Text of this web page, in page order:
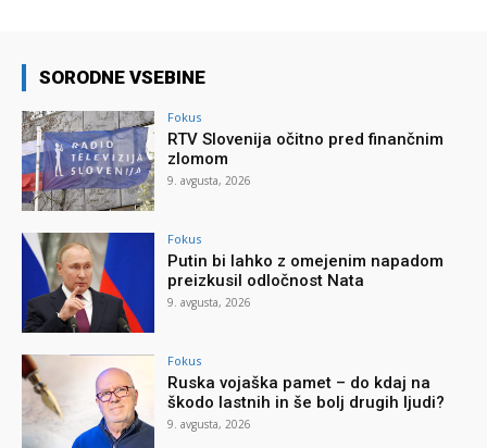
SORODNE VSEBINE
Fokus
RTV Slovenija očitno pred finančnim
zlomom
9. avgusta, 2026
Fokus
Putin bi lahko z omejenim napadom
preizkusil odločnost Nata
9. avgusta, 2026
Fokus
Ruska vojaška pamet – do kdaj na
škodo lastnih in še bolj drugih ljudi?
9. avgusta, 2026